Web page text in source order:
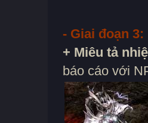
- Giai đoạn 3:
+ Miêu tả
báo cáo với